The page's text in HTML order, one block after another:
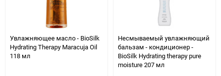
Увлажняющее масло - BioSilk
Hydrating Therapy Maracuja Oil
118 мл
Несмываемый увлажняющий
бальзам - кондиционер -
BioSilk Hydrating therapy pure
moisture 207 мл